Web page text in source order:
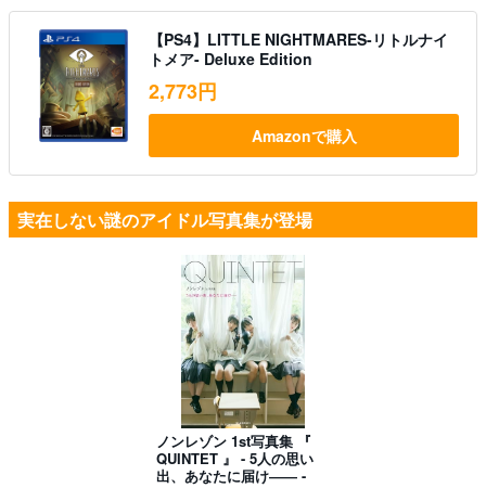
【PS4】LITTLE NIGHTMARES-リトルナイ
トメア- Deluxe Edition
2,773円
Amazonで購入
実在しない謎のアイドル写真集が登場
ノンレゾン 1st写真集 『
QUINTET 』 - 5人の思い
出、あなたに届け―― -